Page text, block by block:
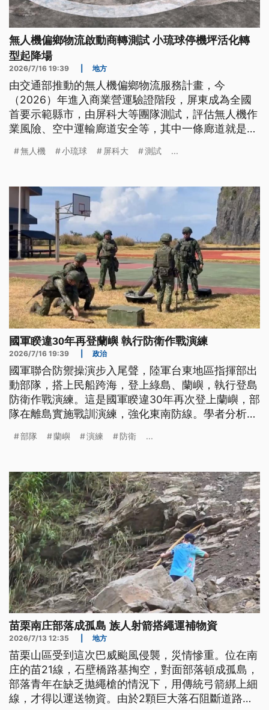
無人機偏鄉物流啟動商轉測試 小琉球停機坪活化轉
型起降場
2026/7/16 19:39 地方
由交通部推動的無人機偏鄉物流服務計畫，今
（2026）年進入商業營運驗證階段，屏東成為全國
首要示範縣市，由屏科大等團隊測試，評估無人機作
業風險、空中運輸廊道安全等，其中一條廊道就是鹽
也活化成無人機運送物流起降場，期盼未來能成為智
無人機 小琉球 屏科大 測試 ...
國軍睽違30年再登蘭嶼 執行防衛作戰演練
2026/7/16 19:39 政治
國軍聯合防禦操演步入尾聲，陸軍台東地區指揮部出
動部隊，搭上民船跨海，登上綠島、蘭嶼，執行登島
防衛作戰演練。這是國軍睽違30年再次登上蘭嶼，部
隊在離島實施戰訓演練，強化東南防線。學者分析，
犯本島的跳板。
部隊 蘭嶼 演練 防衛 ...
苗栗南庄部落成孤島 族人射箭搭繩運補物資
2026/7/13 12:35 地方
苗栗山區受到這次巴威颱風侵襲，災情慘重。位在南
庄的苗21線，石壁橋路基掏空，對面部落頓成孤島，
部落青年在缺乏拋繩槍的情況下，用傳統弓箭綁上細
線，才得以運送物資。由於2顆巨大落石阻斷道路，